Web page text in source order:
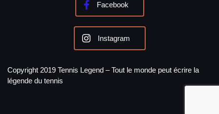
Facebook
Instagram
Copyright 2019 Tennis Legend – Tout le monde peut écrire la
légende du tennis